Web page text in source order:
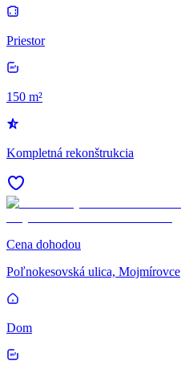
Priestor
150 m²
Kompletná rekonštrukcia
Cena dohodou
Poľnokesovská ulica, Mojmírovce
Dom